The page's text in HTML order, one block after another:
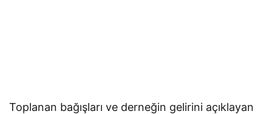
Toplanan bağışları ve derneğin gelirini açıklayan